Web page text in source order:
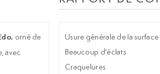
orné de
avec
Usure générale de la surface
Beaucoup d'éclats
Craquelures